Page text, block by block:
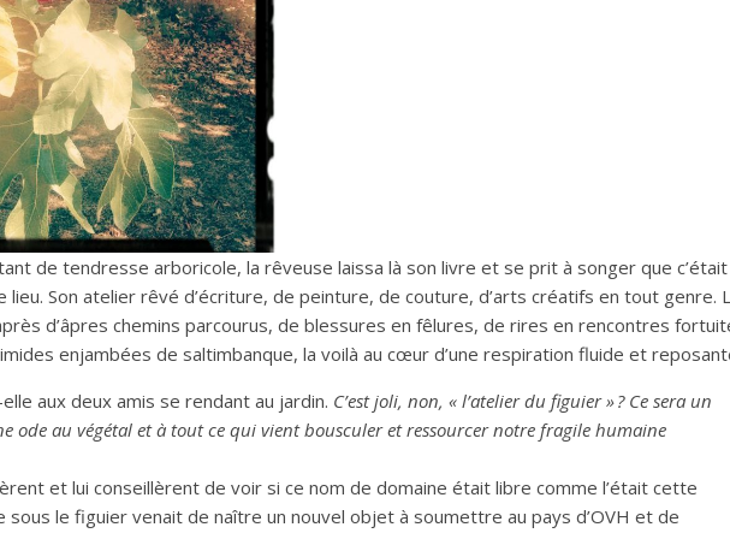
de tendresse arboricole, la rêveuse laissa là son livre et se prit à songer que c’était
lieu. Son atelier rêvé d’écriture, de peinture, de couture, d’arts créatifs en tout genre.
d’âpres chemins parcourus, de blessures en fêlures, de rires en rencontres
enjambées de saltimbanque, la voilà au cœur d’une respiration fluide et
aux deux amis se rendant au jardin. C’est joli, non, « l’atelier du figuier » ? Ce sera un
ode au végétal et à tout ce qui vient bousculer et ressourcer notre fragile humaine
et lui conseillèrent de voir si ce nom de domaine était libre comme l’était cette
sous le figuier venait de naître un nouvel objet à soumettre au pays d’OVH et de